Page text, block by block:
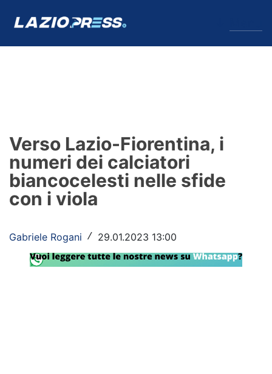
Formello
Infortuni
Primavera
Calciomercato
Lazio Women
Verso Lazio-Fiorentina, i
numeri dei calciatori
biancocelesti nelle sfide
con i viola
Gabriele Rogani / 29.01.2023 13:00